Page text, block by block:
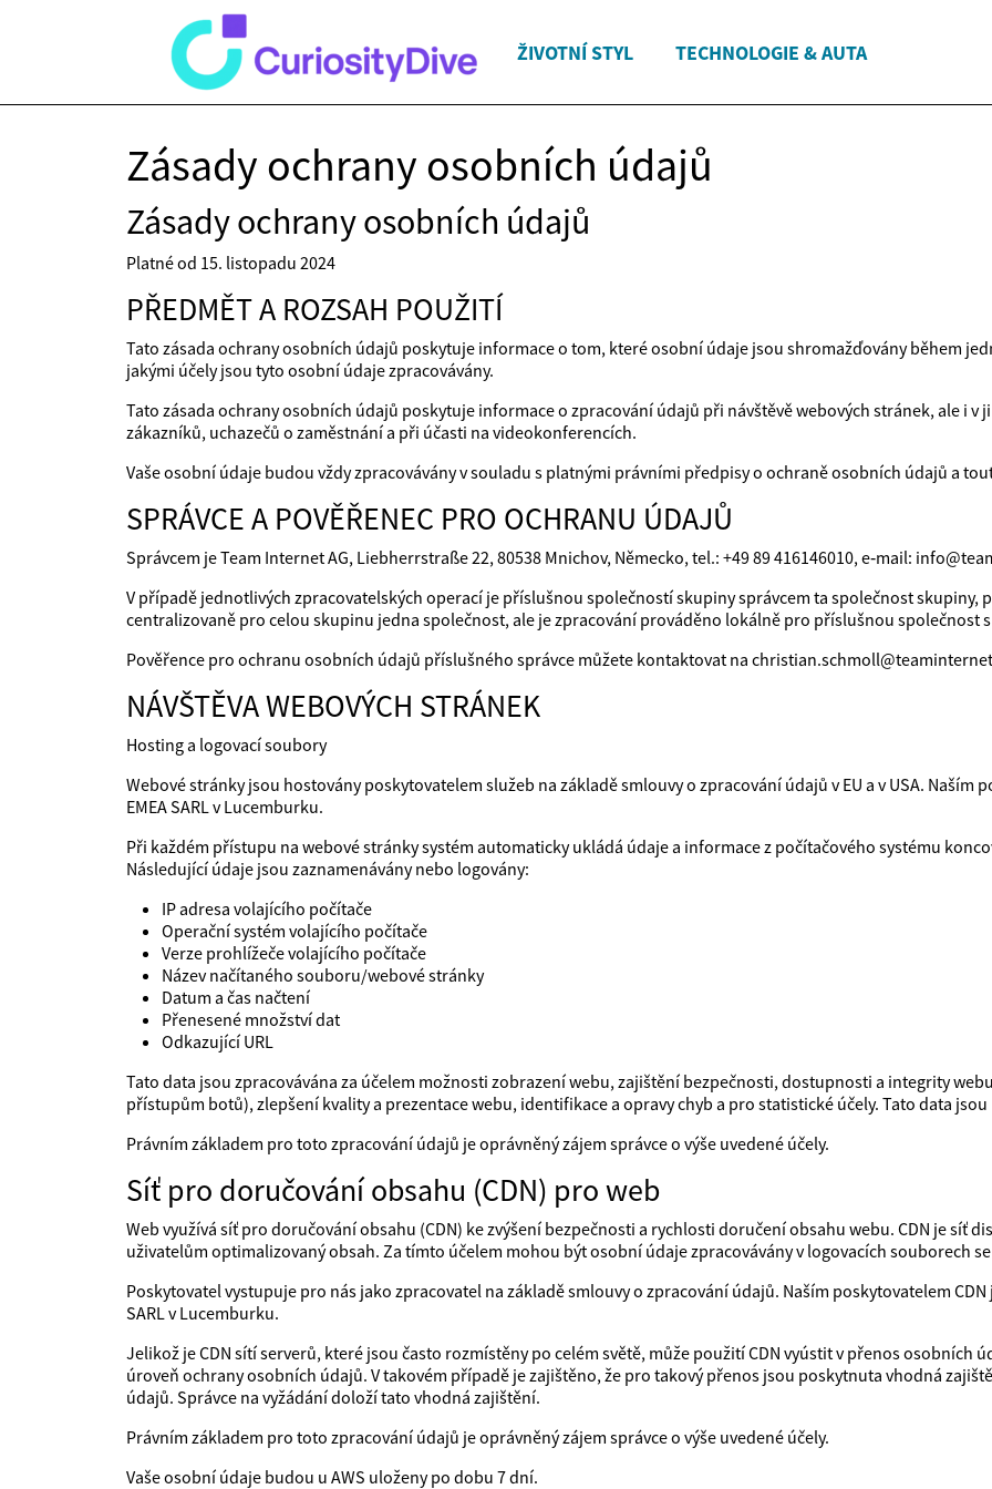
ŽIVOTNÍ STYL TECHNOLOGIE & AUTA
Zásady ochrany osobních údajů
Zásady ochrany osobních údajů
Platné od 15. listopadu 2024
PŘEDMĚT A ROZSAH POUŽITÍ
Tato zásada ochrany osobních údajů poskytuje informace o tom, které osobní údaje jsou shromažďovány během
jakými účely jsou tyto osobní údaje zpracovávány.
Tato zásada ochrany osobních údajů poskytuje informace o zpracování údajů při návštěvě webových stránek, ale i
zákazníků, uchazečů o zaměstnání a při účasti na videokonferencích.
Vaše osobní údaje budou vždy zpracovávány v souladu s platnými právními předpisy o ochraně osobních údajů a
SPRÁVCE A POVĚŘENEC PRO OCHRANU ÚDAJŮ
Správcem je Team Internet AG, Liebherrstraße 22, 80538 Mnichov, Německo, tel.: +49 89 416146010, e‑mail:
V případě jednotlivých zpracovatelských operací je příslušnou společností skupiny správcem ta společnost
centralizovaně pro celou skupinu jedna společnost, ale je zpracování prováděno lokálně pro příslušnou společnost
Pověřence pro ochranu osobních údajů příslušného správce můžete kontaktovat na
NÁVŠTĚVA WEBOVÝCH STRÁNEK
Hosting a logovací soubory
Webové stránky jsou hostovány poskytovatelem služeb na základě smlouvy o zpracování údajů v EU a v USA. Naším
EMEA SARL v Lucemburku.
Při každém přístupu na webové stránky systém automaticky ukládá údaje a informace z počítačového systému
Následující údaje jsou zaznamenávány nebo logovány:
IP adresa volajícího počítače
Operační systém volajícího počítače
Verze prohlížeče volajícího počítače
Název načítaného souboru/webové stránky
Datum a čas načtení
Přenesené množství dat
Odkazující URL
Tato data jsou zpracovávána za účelem možnosti zobrazení webu, zajištění bezpečnosti, dostupnosti a integrity
přístupům botů), zlepšení kvality a prezentace webu, identifikace a opravy chyb a pro statistické účely. Tato data
Právním základem pro toto zpracování údajů je oprávněný zájem správce o výše uvedené účely.
Síť pro doručování obsahu (CDN) pro web
Web využívá síť pro doručování obsahu (CDN) ke zvýšení bezpečnosti a rychlosti doručení obsahu webu. CDN je síť
uživatelům optimalizovaný obsah. Za tímto účelem mohou být osobní údaje zpracovávány v logovacích souborech
Poskytovatel vystupuje pro nás jako zpracovatel na základě smlouvy o zpracování údajů. Naším poskytovatelem
SARL v Lucemburku.
Jelikož je CDN sítí serverů, které jsou často rozmístěny po celém světě, může použití CDN vyústit v přenos osobních
úroveň ochrany osobních údajů. V takovém případě je zajištěno, že pro takový přenos jsou poskytnuta vhodná
údajů. Správce na vyžádání doloží tato vhodná zajištění.
Právním základem pro toto zpracování údajů je oprávněný zájem správce o výše uvedené účely.
Vaše osobní údaje budou u AWS uloženy po dobu 7 dní.